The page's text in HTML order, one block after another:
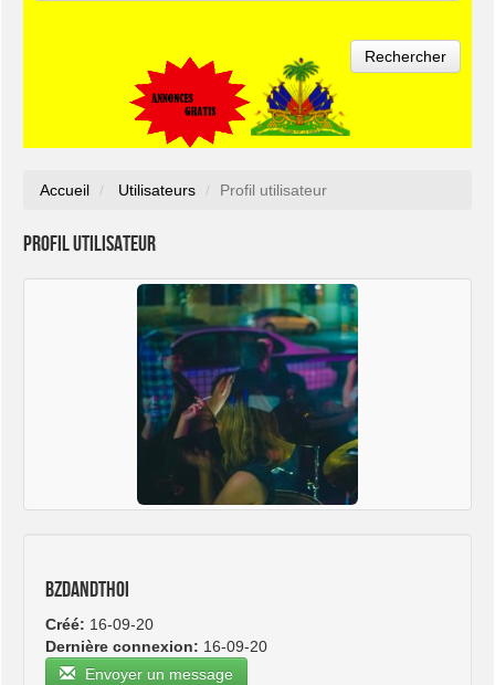
Rechercher
Accueil Utilisateurs Profil utilisateur
Profil utilisateur
bzdandthoi
Créé: 16-09-20
Dernière connexion: 16-09-20
Envoyer un message